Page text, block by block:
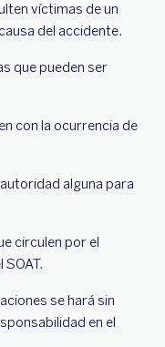
víctimas de un
del accidente.
que pueden ser
con la ocurrencia de
alguna para
circulen por el
se hará sin
en el